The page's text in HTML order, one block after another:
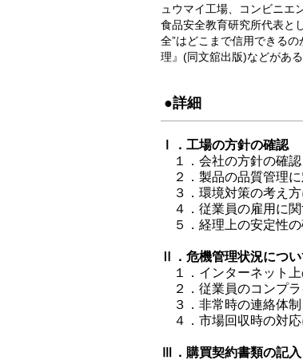
ュウマイ工場、コンビニエ
食品安全教育研究所代表と
全”はどこまで信用できる
理』(同文舘出版)などがある
●詳細
Ⅰ．工場の方針の確認
１．会社の方針の確認
２．製品の品質管理に
３．環境対策の考え方
４．従業員の雇用に関
５．経理上の安定性の
Ⅱ．危機管理状況につ
１．インターネッ
２．従業員のコンプ
３．非常時の連絡体制
４．市場回収時の対応
Ⅲ．購買契約書類の記